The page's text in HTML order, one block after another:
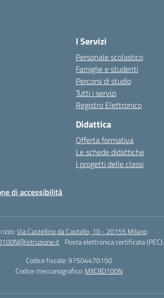
I Servizi
Personale scolastico
Famiglie e studenti
Percorsi di studio
Tutti i servizi
Registro Elettronico
Didattica
Offerta formativa
Le schede didattiche
I progetti delle classi
di accessibilità
Via Castellino da Castello, 10 - 20155 Milano
Posta elettronica certificata (PEC):
Codice fiscale: 97504470150
Codice meccanografico: MIIC8D100N